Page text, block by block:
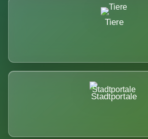
Tiere
Stadtportale